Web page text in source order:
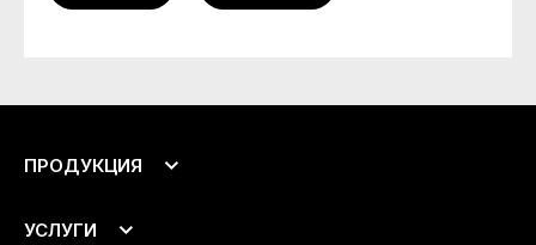
ПРОДУКЦИЯ
Откосы
УСЛУГИ